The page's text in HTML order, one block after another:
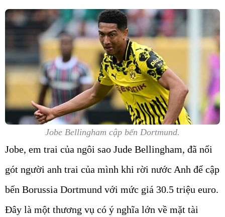
Jobe Bellingham cập bến Dortmund.
Jobe, em trai của ngôi sao Jude Bellingham, đã nối
gót người anh trai của mình khi rời nước Anh để cập
bến Borussia Dortmund với mức giá 30.5 triệu euro.
Đây là một thương vụ có ý nghĩa lớn về mặt tài